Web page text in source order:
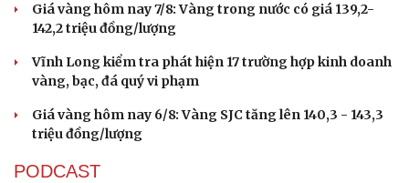
Du lịch
Tư vấn
check-in
Podcast
Cửa sổ tình yêu
Giá vàng hôm nay 7/8: Vàng trong nước có giá 139,2-
142,2 triệu đồng/lượng
Vĩnh Long kiểm tra phát hiện 17 trường hợp kinh doanh
vàng, bạc, đá quý vi phạm
Giá vàng hôm nay 6/8: Vàng SJC tăng lên 140,3 - 143,3
triệu đồng/lượng
PODCAST